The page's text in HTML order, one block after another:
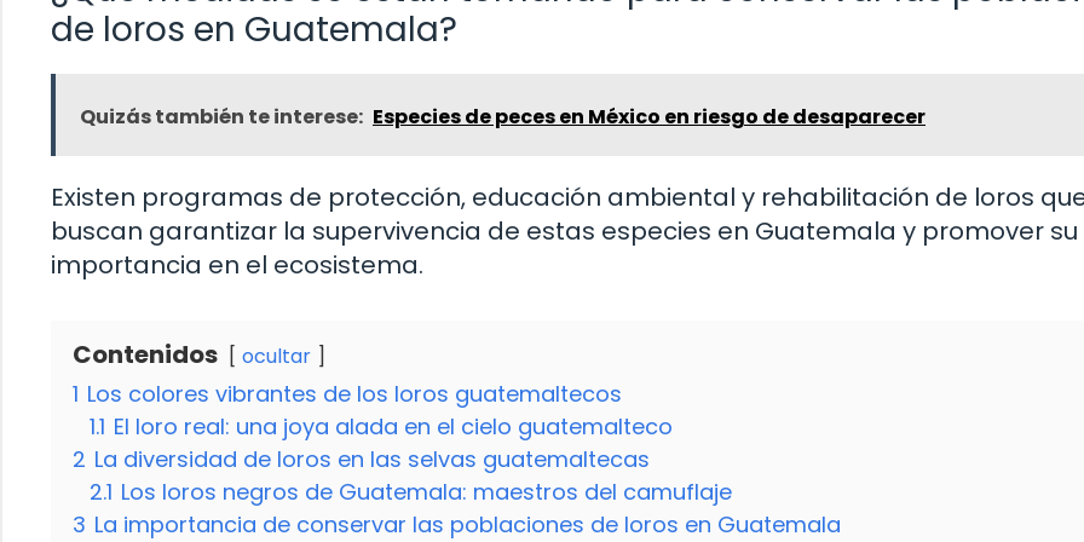
de loros en Guatemala?
Quizás también te interese: Especies de peces en México en riesgo de desaparecer
Existen programas de protección, educación ambiental y rehabilitación de loros
buscan garantizar la supervivencia de estas especies en Guatemala y promover su
importancia en el ecosistema.
Contenidos ocultar
1 Los colores vibrantes de los loros guatemaltecos
1.1 El loro real: una joya alada en el cielo guatemalteco
2 La diversidad de loros en las selvas guatemaltecas
2.1 Los loros negros de Guatemala: maestros del camuflaje
3 La importancia de conservar las poblaciones de loros en Guatemala